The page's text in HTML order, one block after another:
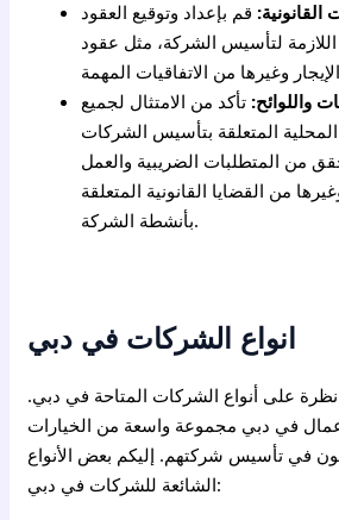
القانونية: قم بإعداد وتوقيع العقود
اللازمة لتأسيس الشركة، مثل عقود
واللوائح: تأكد من الامتثال لجميع
المحلية المتعلقة بتأسيس الشركات
من المتطلبات الضريبية والعمل
من القضايا القانونية المتعلقة
بأنشطة الشركة.
انواع الشركات في دبي
على أنواع الشركات المتاحة في دبي.
في دبي مجموعة واسعة من الخيارات
في تأسيس شركتهم. إليكم بعض الأنواع
الشائعة للشركات في دبي: